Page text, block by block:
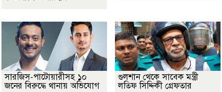
সারজিস-পাটোয়ারীসহ ১০
জনের বিরুদ্ধে থানায় অভিযোগ
গুলশান থেকে সাবেক মন্ত্রী
লতিফ সিদ্দিকী গ্রেফতার